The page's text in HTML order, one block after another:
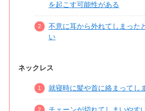
を起こす可能性がある
不意に耳から外れてしまった
い
ネックレス
就寝時に髪や首に絡まってし